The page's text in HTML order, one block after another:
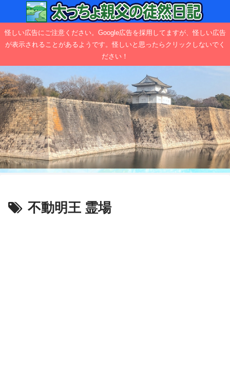
怪しい広告にご注意ください。Google広告を採用してますが、怪しい広告
が表示されることがあるようです。怪しいと思ったらクリックしないでく
ださい！
不動明王 霊場